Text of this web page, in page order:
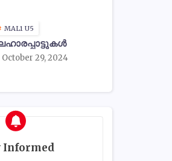
MAL1 U5
October 29, 2024
Informed